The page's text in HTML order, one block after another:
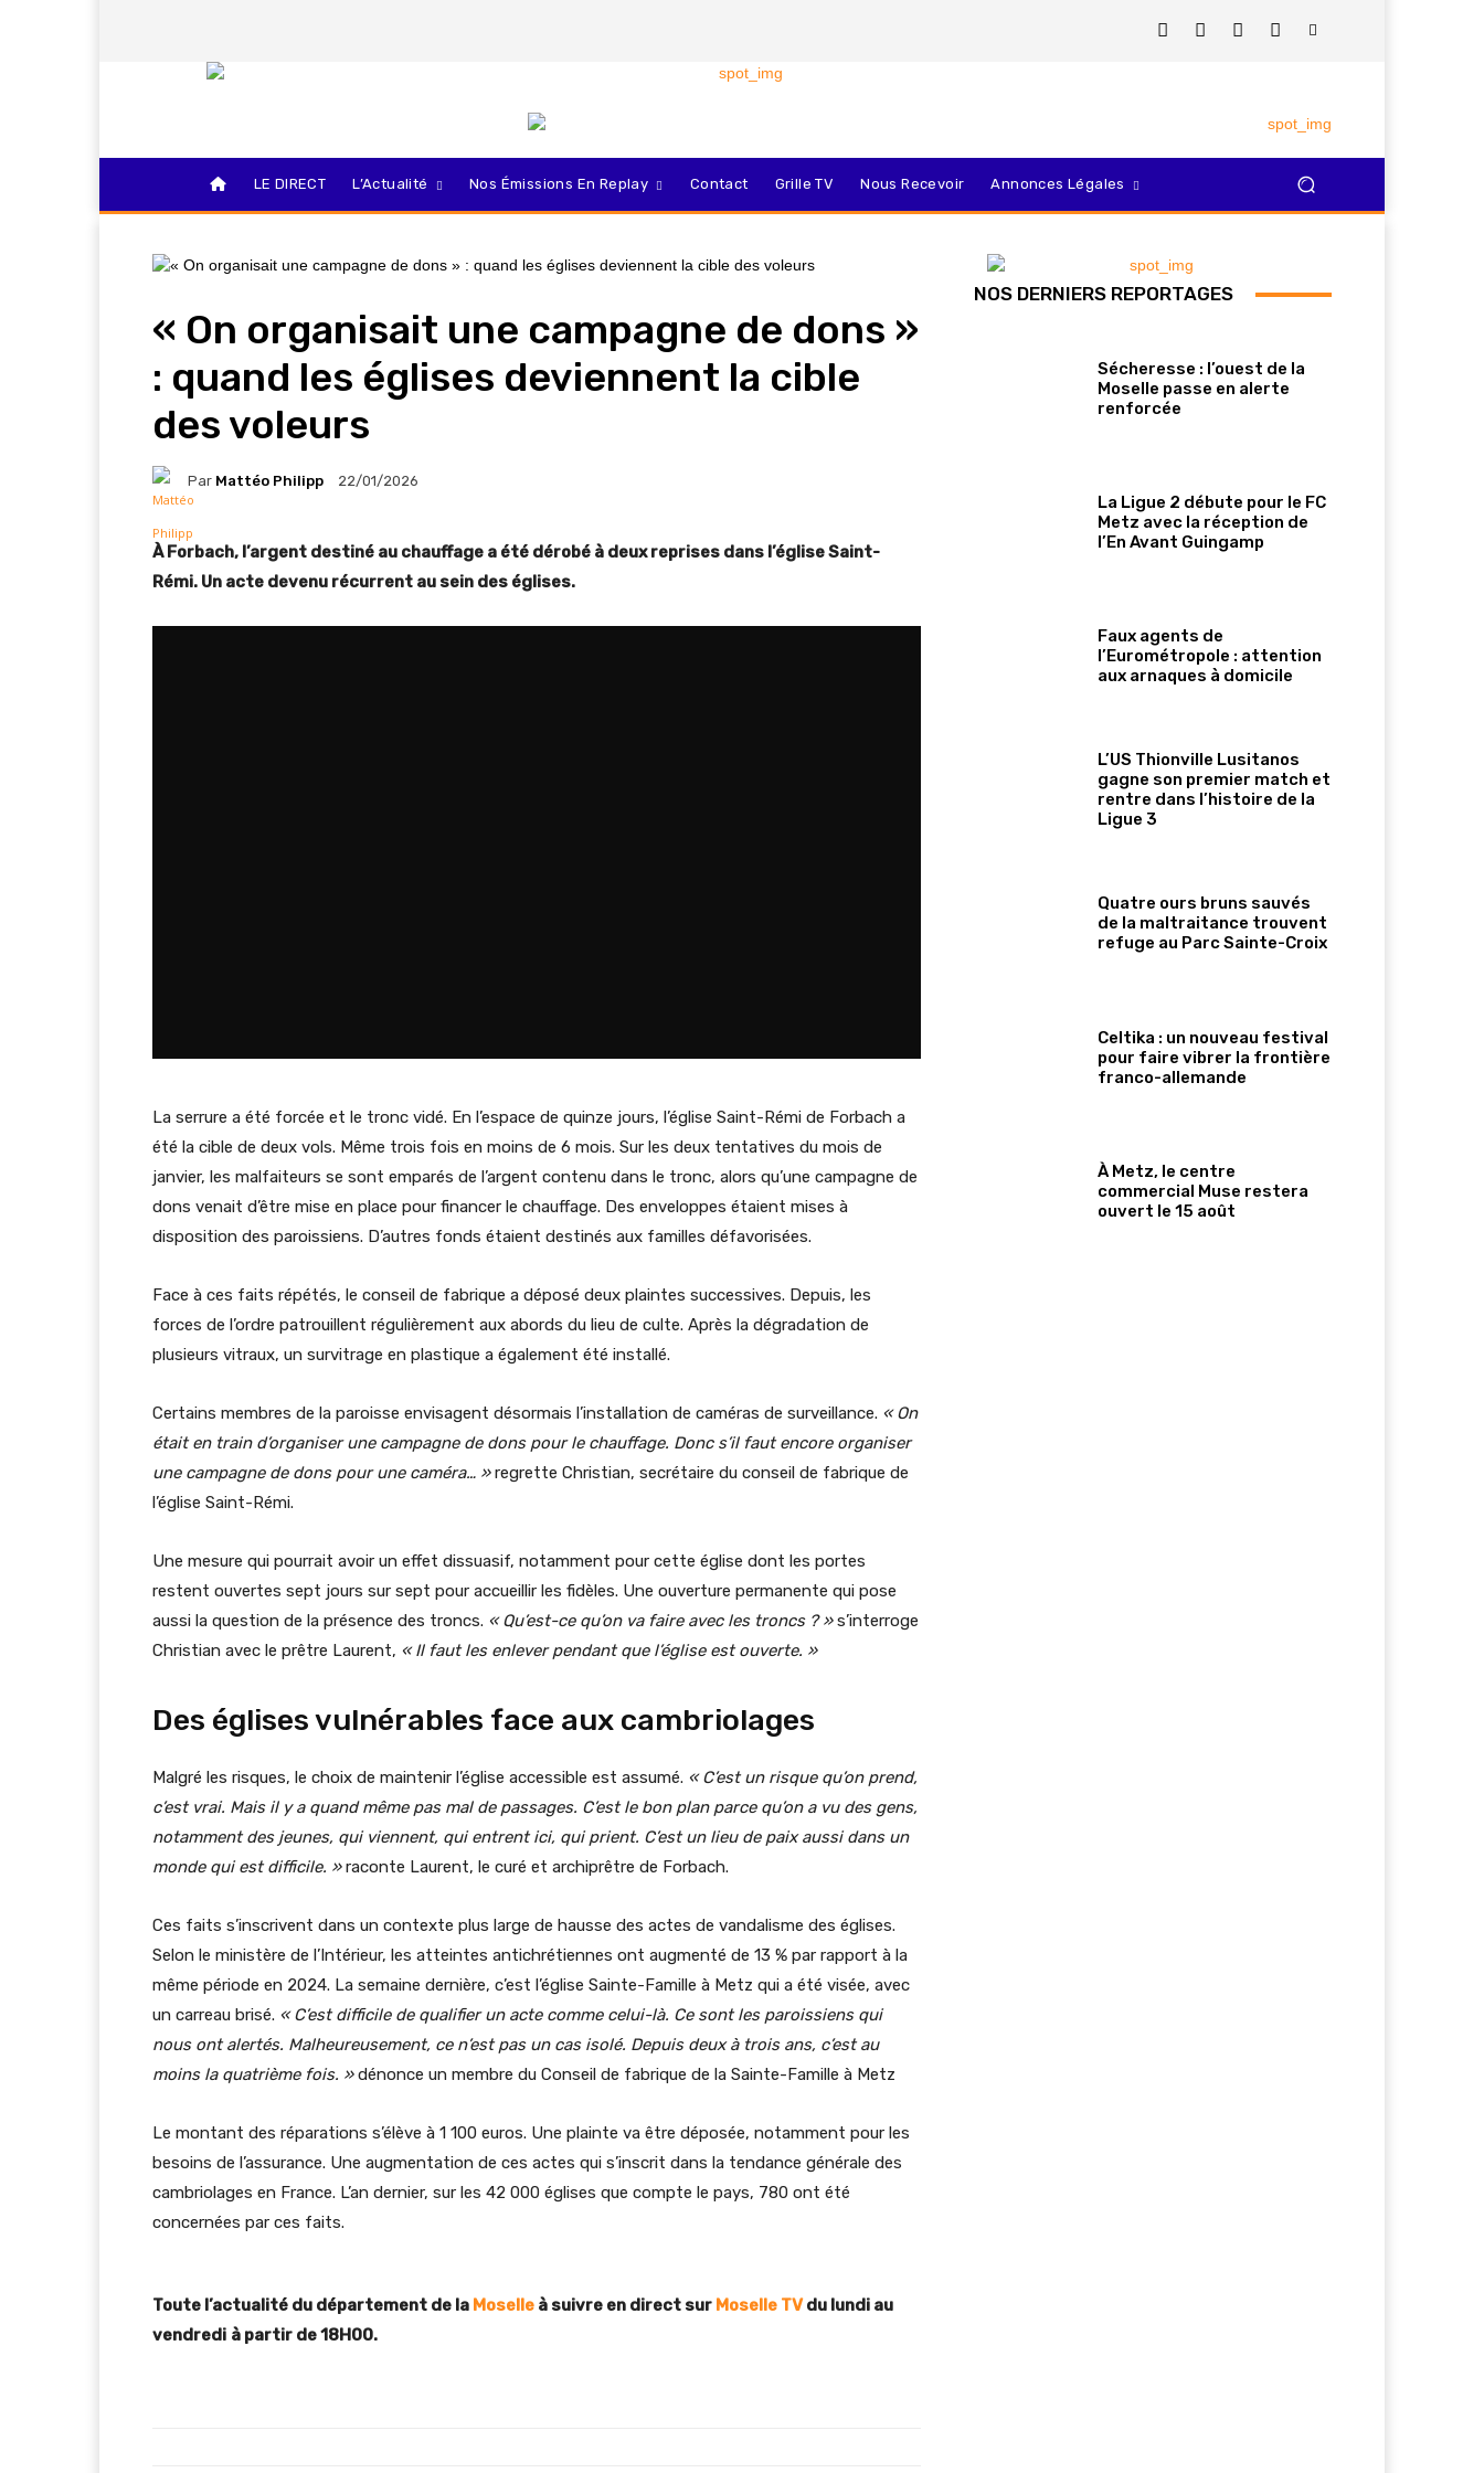
LE DIRECT L’Actualité Nos Émissions En Replay Contact Grille TV Nous Recevoir Annonces Légales
« On organisait une campagne de dons »
: quand les églises deviennent la cible
des voleurs
Par Mattéo Philipp 22/01/2026
À Forbach, l’argent destiné au chauffage a été dérobé à deux reprises dans l’église Saint-
Rémi. Un acte devenu récurrent au sein des églises.
La serrure a été forcée et le tronc vidé. En l’espace de quinze jours, l’église Saint-Rémi de Forbach a
été la cible de deux vols. Même trois fois en moins de 6 mois. Sur les deux tentatives du mois de
janvier, les malfaiteurs se sont emparés de l’argent contenu dans le tronc, alors qu’une campagne de
dons venait d’être mise en place pour financer le chauffage. Des enveloppes étaient mises à
disposition des paroissiens. D’autres fonds étaient destinés aux familles défavorisées.
Face à ces faits répétés, le conseil de fabrique a déposé deux plaintes successives. Depuis, les
forces de l’ordre patrouillent régulièrement aux abords du lieu de culte. Après la dégradation de
plusieurs vitraux, un survitrage en plastique a également été installé.
Certains membres de la paroisse envisagent désormais l’installation de caméras de surveillance. « On
était en train d’organiser une campagne de dons pour le chauffage. Donc s’il faut encore organiser
une campagne de dons pour une caméra… »regrette Christian, secrétaire du conseil de fabrique de
l’église Saint-Rémi.
Une mesure qui pourrait avoir un effet dissuasif, notamment pour cette église dont les portes
restent ouvertes sept jours sur sept pour accueillir les fidèles. Une ouverture permanente qui pose
aussi la question de la présence des troncs. « Qu’est-ce qu’on va faire avec les troncs ?» s’interroge
Christian avec le prêtre Laurent, «Il faut les enlever pendant que l’église est ouverte. »
Des églises vulnérables face aux cambriolages
Malgré les risques, le choix de maintenir l’église accessible est assumé. « C’est un risque qu’on prend,
c’est vrai. Mais il y a quand même pas mal de passages. C’est le bon plan parce qu’on a vu des gens,
notamment des jeunes, qui viennent, qui entrent ici, qui prient. C’est un lieu de paix aussi dans un
monde qui est difficile. »raconte Laurent, le curé et archiprêtre de Forbach.
Ces faits s’inscrivent dans un contexte plus large de hausse des actes de vandalisme des églises.
Selon le ministère de l’Intérieur, les atteintes antichrétiennes ont augmenté de 13 % par rapport à la
même période en 2024. La semaine dernière, c’est l’église Sainte-Famille à Metz qui a été visée, avec
un carreau brisé. « C’est difficile de qualifier un acte comme celui-là. Ce sont les paroissiens qui
nous ont alertés. Malheureusement, ce n’est pas un cas isolé. Depuis deux à trois ans, c’est au
moins la quatrième fois. »dénonce un membre du Conseil de fabrique de la Sainte-Famille à Metz
Le montant des réparations s’élève à 1 100 euros. Une plainte va être déposée, notamment pour les
besoins de l’assurance. Une augmentation de ces actes qui s’inscrit dans la tendance générale des
cambriolages en France. L’an dernier, sur les 42 000 églises que compte le pays, 780 ont été
concernées par ces faits.
Toute l’actualité du département de la Moselle à suivre en direct sur Moselle TVdu lundi au
vendredi à partir de 18H00.
NOS DERNIERS REPORTAGES
Sécheresse : l’ouest de la
Moselle passe en alerte
renforcée
La Ligue 2 débute pour le FC
Metz avec la réception de
l’En Avant Guingamp
Faux agents de
l’Eurométropole : attention
aux arnaques à domicile
L’US Thionville Lusitanos
gagne son premier match et
rentre dans l’histoire de la
Ligue 3
Quatre ours bruns sauvés
de la maltraitance trouvent
refuge au Parc Sainte-Croix
Celtika : un nouveau festival
pour faire vibrer la frontière
franco-allemande
À Metz, le centre
commercial Muse restera
ouvert le 15 août